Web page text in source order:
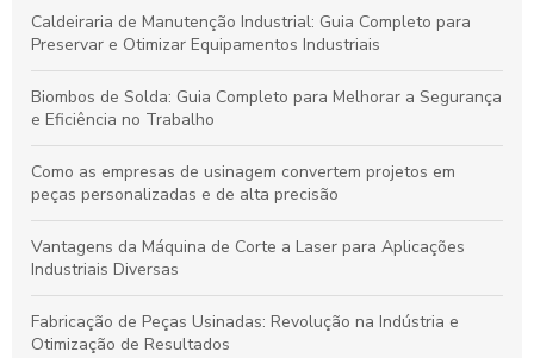
Caldeiraria de Manutenção Industrial: Guia Completo para
Preservar e Otimizar Equipamentos Industriais
Biombos de Solda: Guia Completo para Melhorar a Segurança
e Eficiência no Trabalho
Como as empresas de usinagem convertem projetos em
peças personalizadas e de alta precisão
Vantagens da Máquina de Corte a Laser para Aplicações
Industriais Diversas
Fabricação de Peças Usinadas: Revolução na Indústria e
Otimização de Resultados